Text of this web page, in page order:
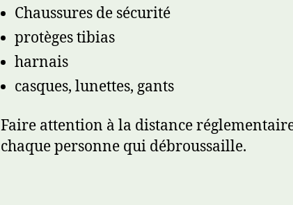
Chaussures de sécurité
protèges tibias
harnais
casques, lunettes, gants
Faire attention à la distance
chaque personne qui débroussaille.